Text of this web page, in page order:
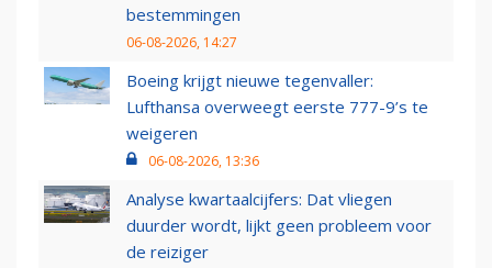
bestemmingen
06-08-2026, 14:27
Boeing krijgt nieuwe tegenvaller:
Lufthansa overweegt eerste 777-9’s te
weigeren
06-08-2026, 13:36
Analyse kwartaalcijfers: Dat vliegen
duurder wordt, lijkt geen probleem voor
de reiziger